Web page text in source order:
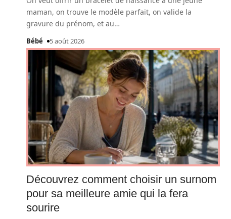
maman, on trouve le modèle parfait, on valide la
gravure du prénom, et au…
Bébé 5 août 2026
Découvrez comment choisir un surnom
pour sa meilleure amie qui la fera
sourire